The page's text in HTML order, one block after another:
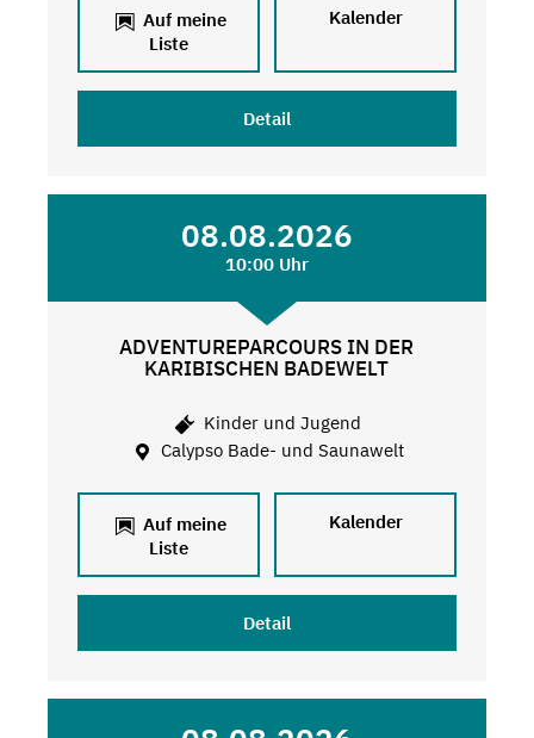
Auf meine
Liste
Kalender
Detail
08.08.2026
10:00 Uhr
ADVENTUREPARCOURS IN DER
KARIBISCHEN BADEWELT
Kinder und Jugend
Calypso Bade- und Saunawelt
Auf meine
Liste
Kalender
Detail